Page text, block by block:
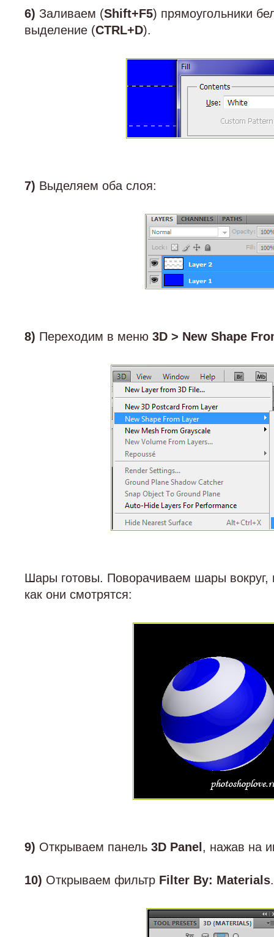
6) Заливаем (Shift+F5) прямоугольники
выделение (CTRL+D).
7) Выделяем оба слоя:
8) Переходим в меню 3D > New Shape
Шары готовы. Поворачиваем шары вокруг,
как они смотрятся:
9) Открываем панель 3D Panel , нажав на
10) Открываем фильтр Filter By: Materials.